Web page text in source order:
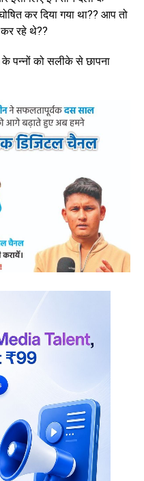
कर दिया गया था?? आप तो
रहे थे??
पन्नों को सलीके से छापना